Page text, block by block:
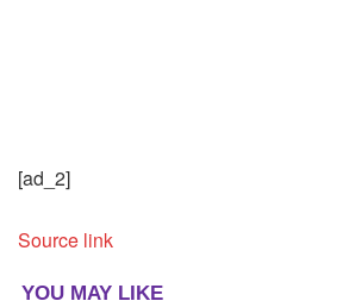
[ad_2]
Source link